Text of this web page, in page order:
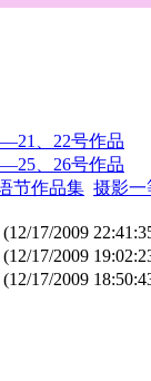
、22号作品
、26号作品
节作品集 摄影一
(12/17/2009
(12/17/2009
(12/17/2009